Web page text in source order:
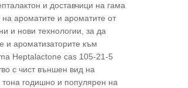
и доставчици на гама
на ароматите и ароматите от
и нови технологии, за да
и ароматизаторите към
Heptalactone cas 105-21-5
с чист външен вид на
тона годишно и популярен на